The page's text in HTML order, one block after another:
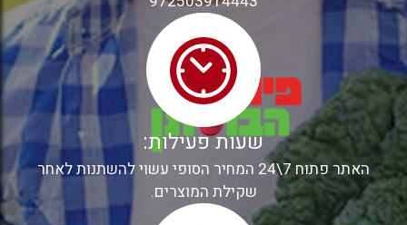
שעות פעילות:
האתר פתוח 7\24 המחיר הסופי עשוי להשתנות לאחר
שקילת המוצרים.